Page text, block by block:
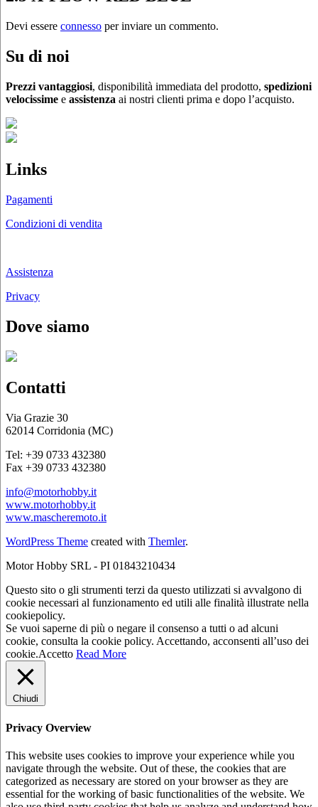
Devi essere connesso per inviare un commento.
Su di noi
Prezzi vantaggiosi, disponibilità immediata del prodotto, spedizioni
velocissime e assistenza ai nostri clienti prima e dopo l’acquisto.
Links
Pagamenti
Condizioni di vendita
Assistenza
Privacy
Dove siamo
Contatti
Via Grazie 30
62014 Corridonia (MC)
Tel: +39 0733 432380
Fax +39 0733 432380
info@motorhobby.it
www.motorhobby.it
www.mascheremoto.it
WordPress Theme created with Themler.
Motor Hobby SRL - PI 01843210434
Questo sito o gli strumenti terzi da questo utilizzati si avvalgono di
cookie necessari al funzionamento ed utili alle finalità illustrate nella
cookiepolicy.
Se vuoi saperne di più o negare il consenso a tutti o ad alcuni
cookie, consulta la cookie policy. Accettando, acconsenti all’uso dei
cookie.Accetto Read More
Chiudi
Privacy Overview
This website uses cookies to improve your experience while you
navigate through the website. Out of these, the cookies that are
categorized as necessary are stored on your browser as they are
essential for the working of basic functionalities of the website. We